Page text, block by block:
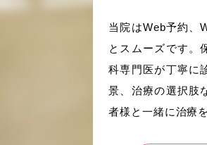
当院はWeb予約、
とスムーズです。
科専門医が丁寧に
景、治療の選択肢
者様と一緒に治療